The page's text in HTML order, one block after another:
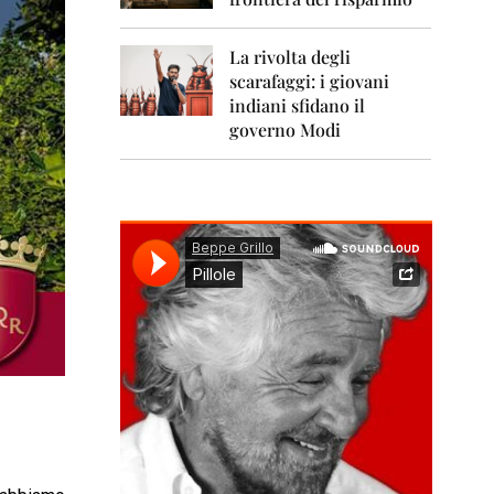
1
1
2
0
1
2
2
0
1
3
1
4
La rivolta degli
scarafaggi: i giovani
indiani sfidano il
governo Modi